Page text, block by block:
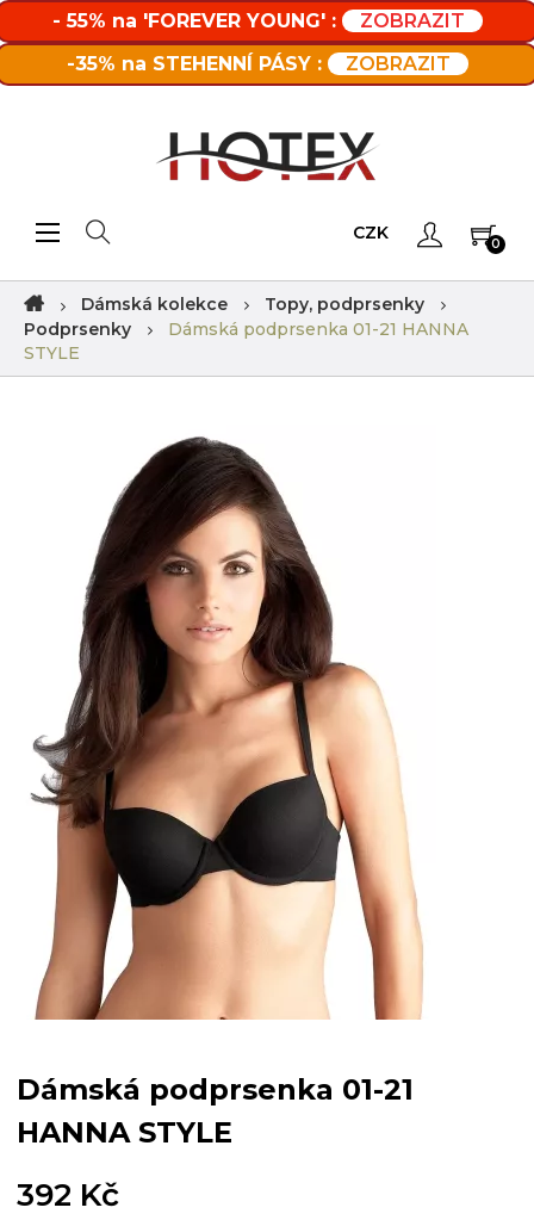
- 55% na 'FOREVER YOUNG' :
ZOBRAZIT
-35% na STEHENNÍ PÁSY :
ZOBRAZIT
Toggle navigation
☰ CZK
0
Dámská kolekce
Topy, podprsenky
Podprsenky
Dámská podprsenka 01-21 HANNA
STYLE
Dámská podprsenka 01-21
HANNA STYLE
392 Kč